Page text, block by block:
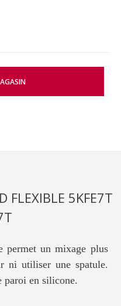
FLEXIBLE 5KFE7T
permet un mixage plus
ni utiliser une spatule.
paroi en silicone.